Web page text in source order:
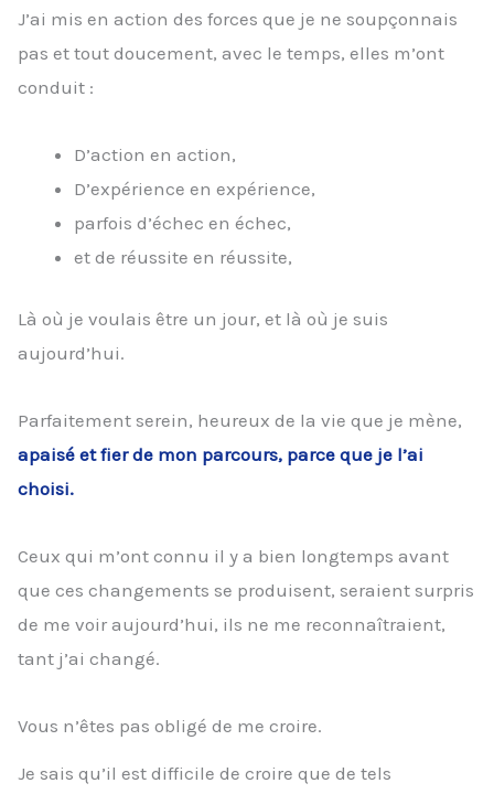
J’ai mis en action des forces que je ne soupçonnais
pas et tout doucement, avec le temps, elles m’ont
conduit :
D’action en action,
D’expérience en expérience,
parfois d’échec en échec,
et de réussite en réussite,
Là où je voulais être un jour, et là où je suis
aujourd’hui.
Parfaitement serein, heureux de la vie que je mène,
apaisé et fier de mon parcours, parce que je l’ai
choisi.
Ceux qui m’ont connu il y a bien longtemps avant
que ces changements se produisent, seraient surpris
de me voir aujourd’hui, ils ne me reconnaîtraient,
tant j’ai changé.
Vous n’êtes pas obligé de me croire.
Je sais qu’il est difficile de croire que de tels